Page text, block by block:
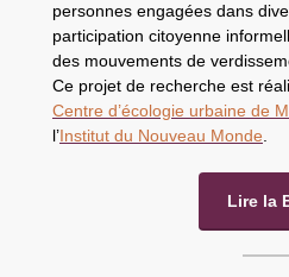
personnes engagées dans
participation citoyenne
des mouvements de
Ce projet de recherche est
Centre d’écologie urbaine de
l’Institut du Nouveau Monde
Lire la